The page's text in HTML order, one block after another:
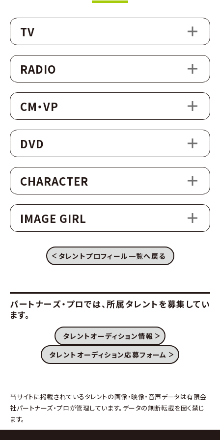
TV
RADIO
CM・VP
DVD
CHARACTER
IMAGE GIRL
タレントプロフィール一覧へ戻る
パートナーズ・プロでは、 所属タレントを募集してい
ます。
タレントオーディション情報
タレントオーディション応募フォーム
当サイトに掲載されているタレントの画像・映像・音声データは有限会
社パートナーズ・プロが管理しています。データの無断転載を固く禁じ
ます。